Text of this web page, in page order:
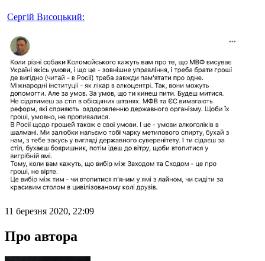
Сергій Висоцький:
11 березня 2020, 22:09
Про автора